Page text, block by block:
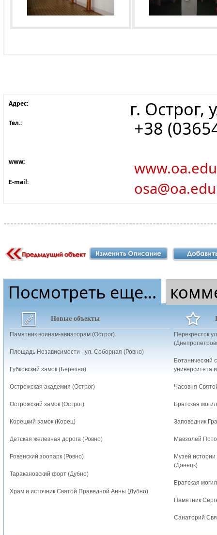
Адрес: г. Острог,
Тел.: +38
www:
E-mail:
Посмотреть еще...
Новые объекты
Памятник воинам-авиаторам (Острог)
Площадь Независимости - ул. Соборная (Ровно)
Губковский замок (Березно)
Острожская академия (Острог)
Острожский замок (Острог)
Корецкий замок (Корец)
Детская железная дорога (Ровно)
Ровенский зоопарк (Ровно)
Таракановский форт (Дубно)
Храм и источник Святой Праведной Анны (Дубно)
Перекресток
Ботанический
университета
Часовня
Братская
Заповедник
Мавзолей
Музей
(Донецк)
Братская
Памятник
Санаторий